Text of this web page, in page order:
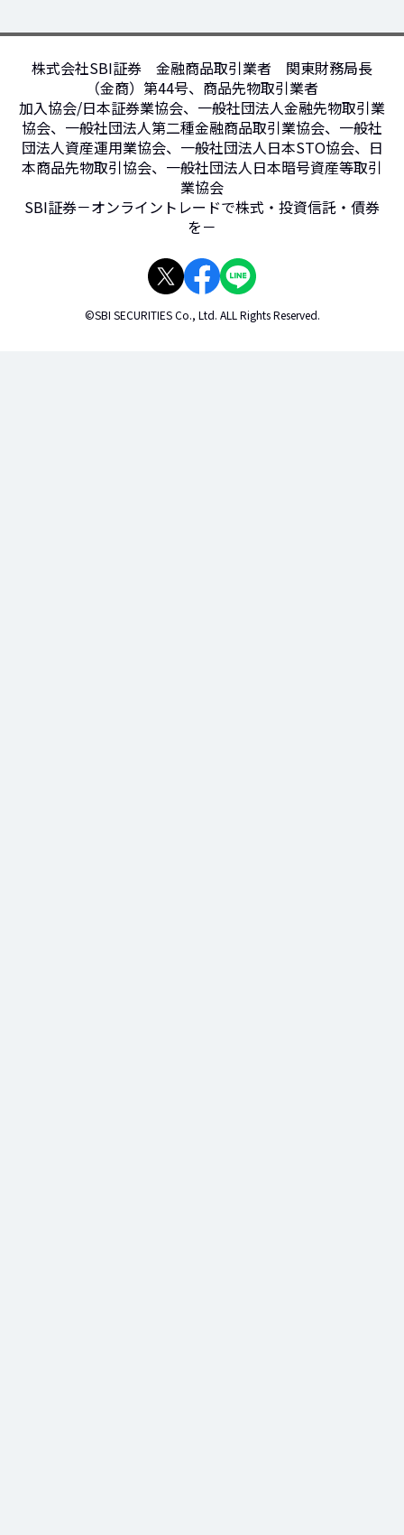
株式会社SBI証券 金融商品取引業者 関東財務局長
（金商）第44号、商品先物取引業者
加入協会/日本証券業協会、一般社団法人金融先物取引業
協会、一般社団法人第二種金融商品取引業協会、一般社
団法人資産運用業協会、一般社団法人日本STO協会、日
本商品先物取引協会、一般社団法人日本暗号資産等取引
業協会
SBI証券－オンライントレードで株式・投資信託・債券
を－
©SBI SECURITIES Co., Ltd. ALL Rights Reserved.